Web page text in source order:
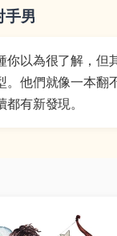
手男
你以為很了解，但
。他們就像一本翻
有新發現。